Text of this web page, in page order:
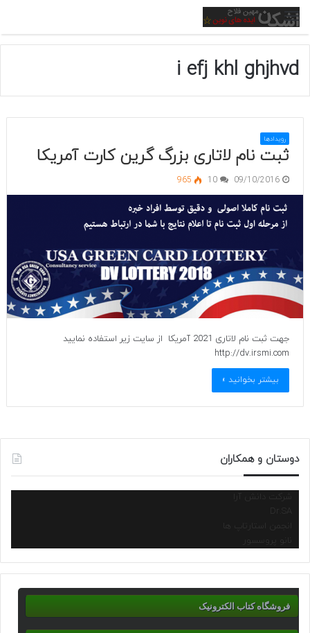
منو
i efj khl ghjhvd
رویدادها
ثبت نام لاتاری بزرگ گرین کارت آمریکا
09/10/2016
10
965
جهت ثبت نام لاتاری 2021 آمریکا از سایت زیر استفاده نمایید
http://dv.irsmi.com
بیشتر بخوانید »
دوستان و همکاران
شرکت دانش آرا
انجمن استارتاپ ها
نانو پروسسور
فروشگاه کتاب الکترونیک